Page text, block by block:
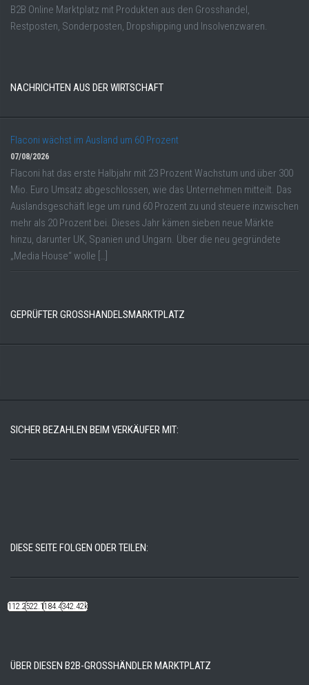
B2B Online Marktplatz mit Produkten aus den Grosshandel,
Restposten, Sonderposten, Dropshipping und Insolvenzwaren.
NACHRICHTEN AUS DER WIRTSCHAFT
Flaconi wächst im Ausland um 60 Prozent
07/08/2026
Flaconi hat das erste Halbjahr mit 23 Prozent Wachstum und über 300
Mio. Euro Umsatz abgeschlossen, wie das Unternehmen mitteilt. Das
Auslandsgeschäft lege um rund 60 Prozent zu und steuere inzwischen
mehr als 20 Prozent bei. Dieses Jahr kämen sieben neue Märkte
hinzu, darunter UK, Spanien und Ungarn. Über die neu gegründete
„Media House“ wolle […]
GEPRÜFTER GROSSHANDELSMARKTPLATZ
SICHER BEZAHLEN BEIM VERKÄUFER MIT:
DIESE SEITE FOLGEN ODER TEILEN:
112.22k522.14k184.48k342.42k
ÜBER DIESEN B2B-GROSSHÄNDLER MARKTPLATZ